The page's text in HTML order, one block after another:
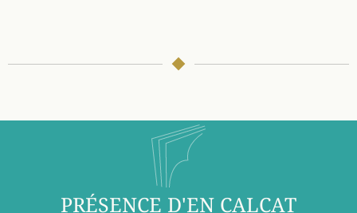
PRÉSENCE D'EN CALCAT